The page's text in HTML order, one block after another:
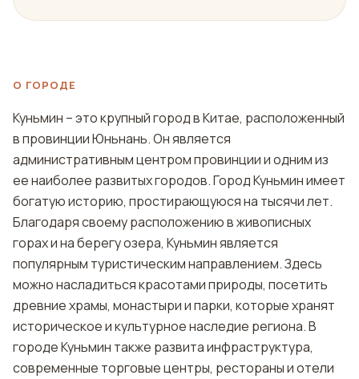
О ГОРОДЕ
Куньмин – это крупный город в Китае, расположенный
в провинции Юньнань. Он является
административным центром провинции и одним из
ее наиболее развитых городов. Город Куньмин имеет
богатую историю, простирающуюся на тысячи лет.
Благодаря своему расположению в живописных
горах и на берегу озера, Куньмин является
популярным туристическим направлением. Здесь
можно насладиться красотами природы, посетить
древние храмы, монастыри и парки, которые хранят
историческое и культурное наследие региона. В
городе Куньмин также развита инфраструктура,
современные торговые центры, рестораны и отели